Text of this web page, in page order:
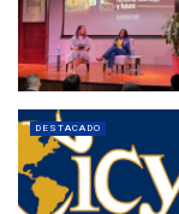
DESTACADO